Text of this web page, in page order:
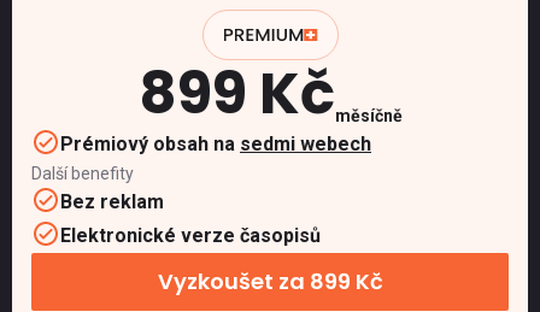
899 Kčměsíčně
Prémiový obsah na sedmi webech
Další benefity
Bez reklam
Elektronické verze časopisů
Vyzkoušet za 899 Kč